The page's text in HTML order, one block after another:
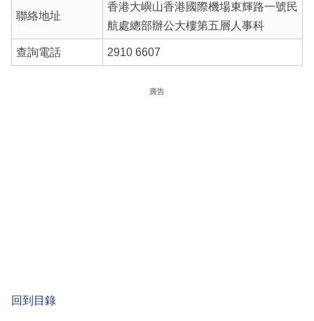
聯絡地址
香港大嶼山香港國際機場東輝路一號民
航處總部辦公大樓第五層人事科
查詢電話 2910 6607
廣告
回到目錄